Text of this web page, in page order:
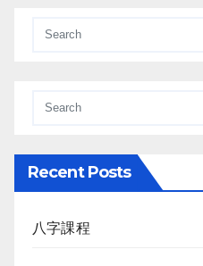
Recent Posts
八字課程